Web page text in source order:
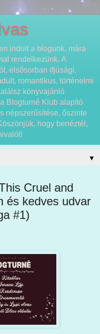
indult a blogunk, mára
rendelkezünk. A
elsősorban ifjúsági,
romantikus, történelmi
könyvajánló
Blogturné Klub alapító
népszerűsítése, őszinte
hogy benéztél,
▼
Cruel and
és kedves udvar
#1)